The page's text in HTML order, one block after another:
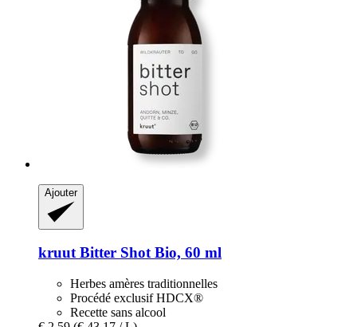
Ajouter
kruutBitter Shot Bio, 60 ml
Herbes amères traditionnelles
Procédé exclusif HDCX®
Recette sans alcool